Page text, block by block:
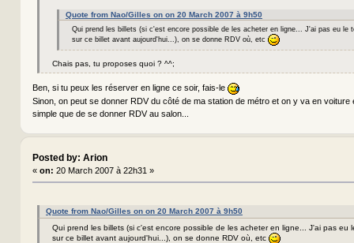
Quote from Nao/Gilles on on 20 March 2007 à 9h50
Qui prend les billets (si c'est encore possible de les acheter en ligne... J'ai pas eu le
sur ce billet avant aujourd'hui...), on se donne RDV où, etc
Chais pas, tu proposes quoi ? ^^;
Ben, si tu peux les réserver en ligne ce soir, fais-le
Sinon, on peut se donner RDV du côté de ma station de métro et on y va en
simple que de se donner RDV au salon...
Posted by: Arion
« on: 20 March 2007 à 22h31 »
Quote from Nao/Gilles on on 20 March 2007 à 9h50
Qui prend les billets (si c'est encore possible de les acheter en ligne... J'ai pas eu
sur ce billet avant aujourd'hui...), on se donne RDV où, etc